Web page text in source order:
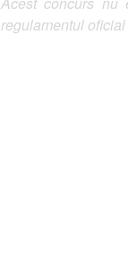
regulamentul oficial